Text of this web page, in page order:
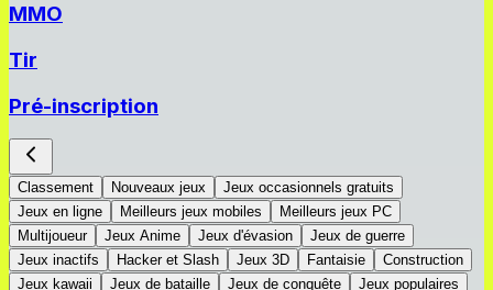
MMO
Tir
Pré-inscription
Classement Nouveaux jeux
Jeux occasionnels gratuits
Jeux en ligne
Meilleurs jeux mobiles
Meilleurs jeux PC
Multijoueur
Jeux Anime Jeux d'évasion
Jeux de guerre
Jeux inactifs
Hacker et Slash Jeux 3D Fantaisie
Construction
Jeux kawaii
Jeux de bataille Jeux de conquête
Jeux populaires